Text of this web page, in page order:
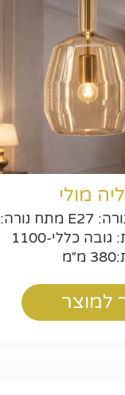
חפשו באתר
מולי
צבע: פליז נורה: E27 מתח נורה:
60W מידות: גובה כללי-1100
למוצר